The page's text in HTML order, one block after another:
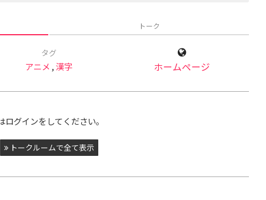
トーク
タグ
アニメ ,漢字 ホームページ
グインをしてください。
トークルームで全て表示